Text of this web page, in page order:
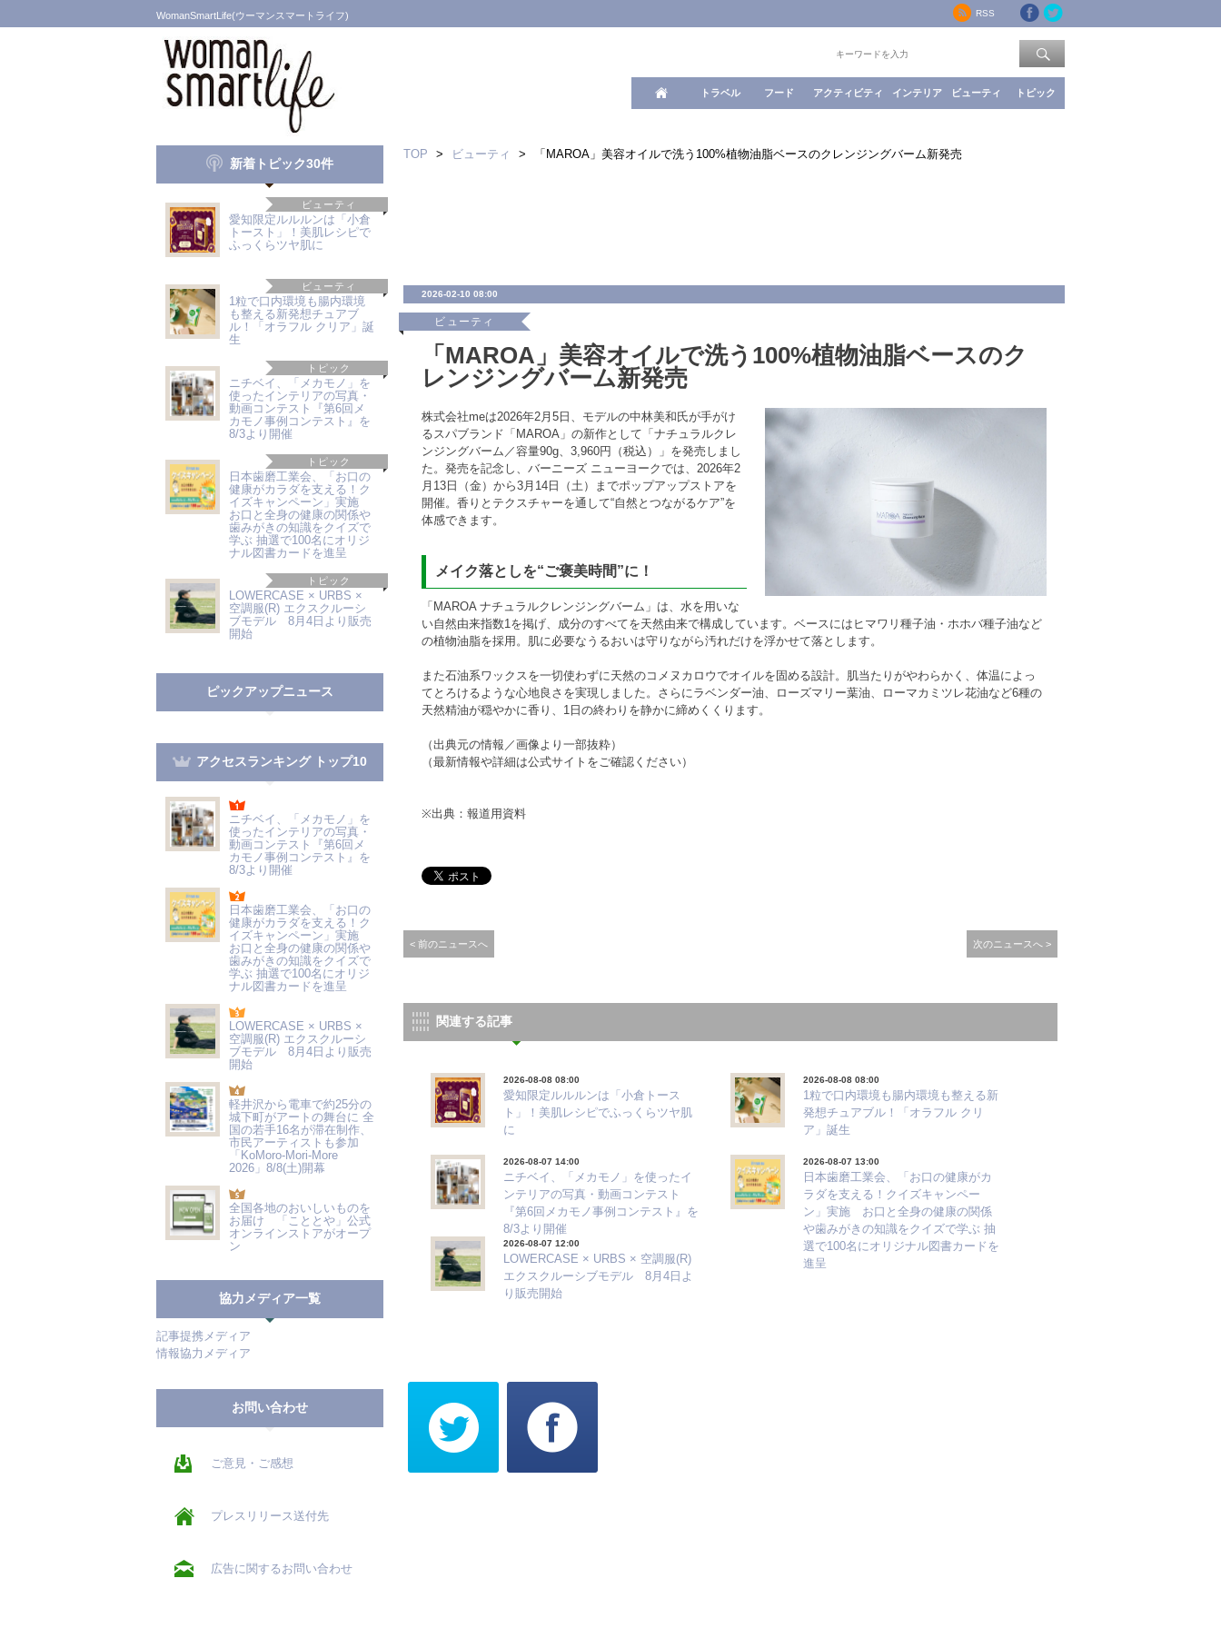
WomanSmartLife(ウーマンスマートライフ) RSS
トラベル フード アクティビティ インテリア ビューティ トピック
新着トピック30件
ビューティ
愛知限定ルルルンは「小倉
トースト」！美肌レシピで
ふっくらツヤ肌に
ビューティ
1粒で口内環境も腸内環境
も整える新発想チュアブ
ル！「オラフル クリア」誕
生
トピック
ニチベイ、「メカモノ」を
使ったインテリアの写真・
動画コンテスト『第6回メ
カモノ事例コンテスト』を
8/3より開催
トピック
日本歯磨工業会、「お口の
健康がカラダを支える！ク
イズキャンペーン」実施
お口と全身の健康の関係や
歯みがきの知識をクイズで
学ぶ 抽選で100名にオリジ
ナル図書カードを進呈
トピック
LOWERCASE × URBS ×
空調服(R) エクスクルーシ
ブモデル 8月4日より販売
開始
ピックアップニュース
アクセスランキング トップ10
ニチベイ、「メカモノ」を
使ったインテリアの写真・
動画コンテスト『第6回メ
カモノ事例コンテスト』を
8/3より開催
日本歯磨工業会、「お口の
健康がカラダを支える！ク
イズキャンペーン」実施
お口と全身の健康の関係や
歯みがきの知識をクイズで
学ぶ 抽選で100名にオリジ
ナル図書カードを進呈
LOWERCASE × URBS ×
空調服(R) エクスクルーシ
ブモデル 8月4日より販売
開始
軽井沢から電車で約25分の
城下町がアートの舞台に 全
国の若手16名が滞在制作、
市民アーティストも参加
「KoMoro-Mori-More
2026」8/8(土)開幕
全国各地のおいしいものを
お届け 「こととや」公式
オンラインストアがオープ
ン
協力メディア一覧
記事提携メディア
情報協力メディア
お問い合わせ
ご意見・ご感想
プレスリリース送付先
広告に関するお問い合わせ
TOP > ビューティ > 「MAROA」美容オイルで洗う100%植物油脂ベースのクレンジングバーム新発売
2026-02-10 08:00
ビューティ
「MAROA」美容オイルで洗う100%植物油脂ベースのク
レンジングバーム新発売
株式会社meは2026年2月5日、モデルの中林美和氏が手がけ
るスパブランド「MAROA」の新作として「ナチュラルクレ
ンジングバーム／容量90g、3,960円（税込）」を発売しまし
た。発売を記念し、バーニーズ ニューヨークでは、2026年2
月13日（金）から3月14日（土）までポップアップストアを
開催。香りとテクスチャーを通して“自然とつながるケア”を
体感できます。
メイク落としを“ご褒美時間”に！
「MAROA ナチュラルクレンジングバーム」は、水を用いな
い自然由来指数1を掲げ、成分のすべてを天然由来で構成しています。ベースにはヒマワリ種子油・ホホバ種子油など
の植物油脂を採用。肌に必要なうるおいは守りながら汚れだけを浮かせて落とします。
また石油系ワックスを一切使わずに天然のコメヌカロウでオイルを固める設計。肌当たりがやわらかく、体温によっ
てとろけるような心地良さを実現しました。さらにラベンダー油、ローズマリー葉油、ローマカミツレ花油など6種の
天然精油が穏やかに香り、1日の終わりを静かに締めくくります。
（出典元の情報／画像より一部抜粋）
（最新情報や詳細は公式サイトをご確認ください）
※出典：報道用資料
< 前のニュースへ 次のニュースへ >
関連する記事
2026-08-08 08:00
愛知限定ルルルンは「小倉トース
ト」！美肌レシピでふっくらツヤ肌
に
2026-08-08 08:00
1粒で口内環境も腸内環境も整える新
発想チュアブル！「オラフル クリ
ア」誕生
2026-08-07 14:00
ニチベイ、「メカモノ」を使ったイ
ンテリアの写真・動画コンテスト
『第6回メカモノ事例コンテスト』を
8/3より開催
2026-08-07 13:00
日本歯磨工業会、「お口の健康がカ
ラダを支える！クイズキャンペー
ン」実施 お口と全身の健康の関係
や歯みがきの知識をクイズで学ぶ 抽
選で100名にオリジナル図書カードを
進呈
2026-08-07 12:00
LOWERCASE × URBS × 空調服(R)
エクスクルーシブモデル 8月4日よ
り販売開始